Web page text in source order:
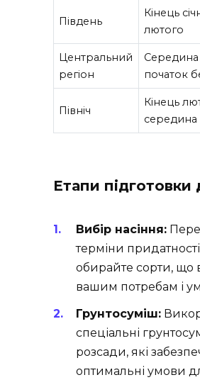
Південь
Кінець
лютого
Центральний
регіон
початок
Північ
Кінець
середина
Етапи підготовки
Вибір насіння:
терміни
обирайте сорти, що
вашим потребам і
Грунтосуміш:
спеціальні
розсади, які
оптимальні умови